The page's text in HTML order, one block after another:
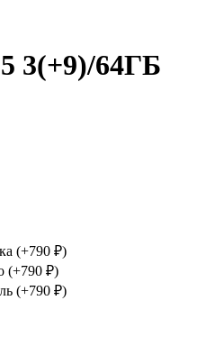
3(+9)/64ГБ
(+790 ₽)
(+790 ₽)
(+790 ₽)